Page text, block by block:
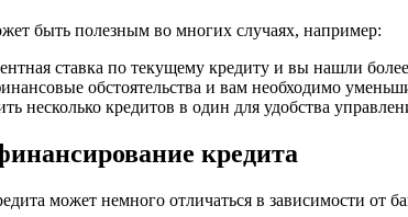
быть полезным во многих случаях, например:
ставка по текущему кредиту и вы нашли
обстоятельства и вам необходимо
несколько кредитов в один для удобства
кредита
может немного отличаться в зависимости